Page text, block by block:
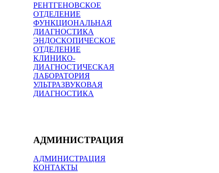
РЕНТГЕНОВСКОЕ
ОТДЕЛЕНИЕ
ФУНКЦИОНАЛЬНАЯ
ДИАГНОСТИКА
ЭНДОСКОПИЧЕСКОЕ
ОТДЕЛЕНИЕ
КЛИНИКО-
ДИАГНОСТИЧЕСКАЯ
ЛАБОРАТОРИЯ
УЛЬТРАЗВУКОВАЯ
ДИАГНОСТИКА
АДМИНИСТРАЦИЯ
АДМИНИСТРАЦИЯ
КОНТАКТЫ